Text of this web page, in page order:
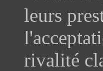
leurs
rivalité